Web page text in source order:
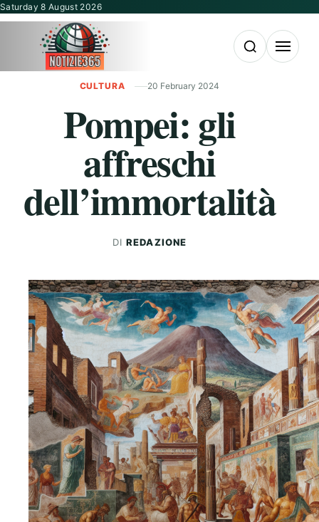
Vai al contenuto
Saturday 8 August 2026
Apri la ricerca
Apri il
CULTURA 20 February 2024
Pompei: gli
affreschi
dell’immortalità
DIREDAZIONE